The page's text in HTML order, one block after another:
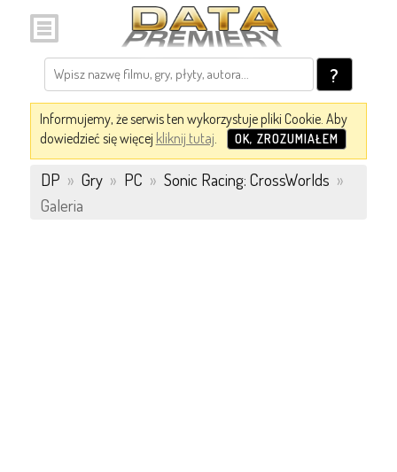
?
Informujemy, że serwis ten wykorzystuje pliki Cookie. Aby
dowiedzieć się więcej kliknij tutaj. OK, ZROZUMIAŁEM
DP » Gry » PC » Sonic Racing: CrossWorlds »
Galeria